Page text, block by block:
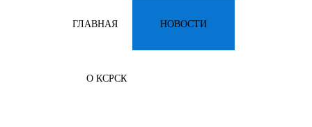
ГЛАВНАЯ НОВОСТИ
О КСРСК